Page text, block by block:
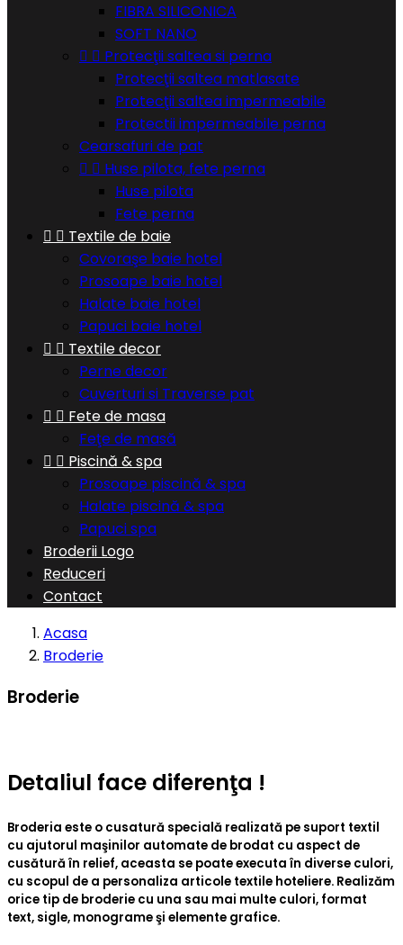
FIBRA SILICONICA
SOFT NANO
  Protecţii saltea si perna
Protecţii saltea matlasate
Protecţii saltea impermeabile
Protectii impermeabile perna
Cearsafuri de pat
  Huse pilota, fete perna
Huse pilota
Fete perna
  Textile de baie
Covoraşe baie hotel
Prosoape baie hotel
Halate baie hotel
Papuci baie hotel
  Textile decor
Perne decor
Cuverturi si Traverse pat
  Fete de masa
Feţe de masă
  Piscină & spa
Prosoape piscină & spa
Halate piscină & spa
Papuci spa
Broderii Logo
Reduceri
Contact
Acasa
Broderie
Broderie
Detaliul face diferenţa !
Broderia este o cusatură specială realizată pe suport textil
cu ajutorul maşinilor automate de brodat cu aspect de
cusătură în relief, aceasta se poate executa în diverse culori,
cu scopul de a personaliza articole textile hoteliere. Realizăm
orice tip de broderie cu una sau mai multe culori, format
text, sigle, monograme şi elemente grafice.